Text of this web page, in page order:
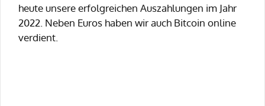
heute unsere erfolgreichen Auszahlungen im Jahr
2022. Neben Euros haben wir auch Bitcoin online
verdient.